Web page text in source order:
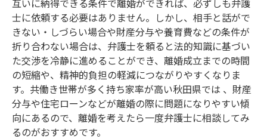
士に依頼する必要はありません。しかし、相手と話がで
きない・しづらい場合や財産分与や養育費などの条件が
折り合わない場合は、弁護士を頼ると法的知識に基づい
た交渉を冷静に進めることができ、離婚成立までの時間
の短縮や、精神的負担の軽減につながりやすくなりま
す。共働き世帯が多く持ち家率が高い秋田県では 、財産
分与や住宅ローンなどが離婚の際に問題になりやすい傾
向にあるので、離婚を考えたら一度弁護士に相談してみ
るのがおすすめです。